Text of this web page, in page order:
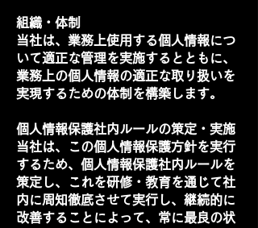
組織・体制
当社は、業務上使用する個人情報につ
いて適正な管理を実施するとともに、
業務上の個人情報の適正な取り扱いを
実現するための体制を構築します。
個人情報保護社内ルールの策定・実施
当社は、この個人情報保護方針を実行
するため、個人情報保護社内ルールを
策定し、これを研修・教育を通じて社
内に周知徹底させて実行し、継続的に
改善することによって、常に最良の状